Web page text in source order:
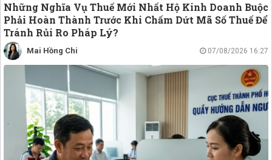
Những Nghĩa Vụ Thuế Mới Nhất Hộ Kinh Doanh Buộc
Phải Hoàn Thành Trước Khi Chấm Dứt Mã Số Thuế Để
Tránh Rủi Ro Pháp Lý?
Mai Hồng Chi 07/08/2026 16:27